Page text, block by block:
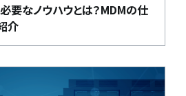
要なノウハウとは？MDMの仕
介